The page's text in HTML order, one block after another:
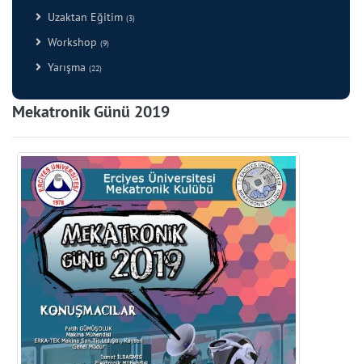
Uzaktan Eğitim (3)
Workshop (9)
Yarışma (22)
Mekatronik Günü 2019